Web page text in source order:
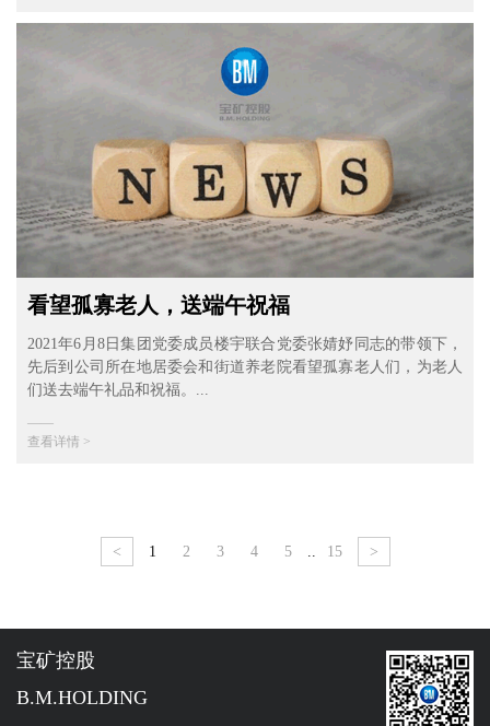
看望孤寡老人，送端午祝福
2021年6月8日集团党委成员楼宇联合党委张婧妤同志的带领下，
先后到公司所在地居委会和街道养老院看望孤寡老人们，为老人
们送去端午礼品和祝福。...
——
查看详情 >
< 1 2 3 4 5 15 >
宝矿控股
B.M.HOLDING